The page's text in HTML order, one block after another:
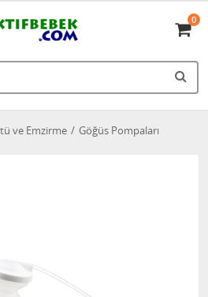
0
ve Emzirme Göğüs Pompaları